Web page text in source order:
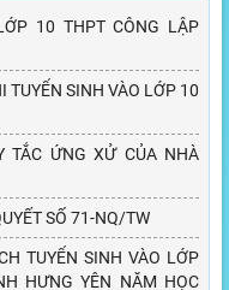
10 THPT CÔNG LẬP
TUYỂN SINH VÀO LỚP 10
TẮC ỨNG XỬ CỦA NHÀ
SỐ 71-NQ/TW
TUYỂN SINH VÀO LỚP
HƯNG YÊN NĂM HỌC